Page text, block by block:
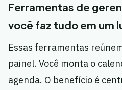
Ferramentas de
você faz tudo em um
Essas ferramentas
painel. Você monta o
agenda. O benefício é